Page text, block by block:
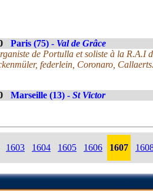
Paris (75) - Val de Grâce
de Portulla et soliste à la R.A.I
federlein, Coronaro,
Marseille (13) - St Victor
1603 1604 1605 1606 1607